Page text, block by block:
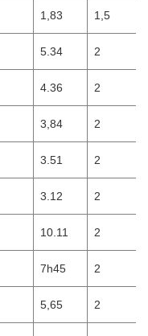
1,83 1,5
5.34 2
4.36 2
3,84 2
3.51 2
3.12 2
10.11 2
7h45 2
5,65 2